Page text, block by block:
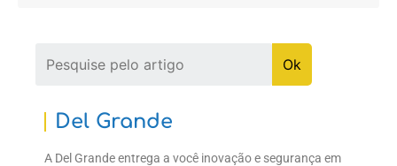
Del Grande
A Del Grande entrega a você inovação e segurança em